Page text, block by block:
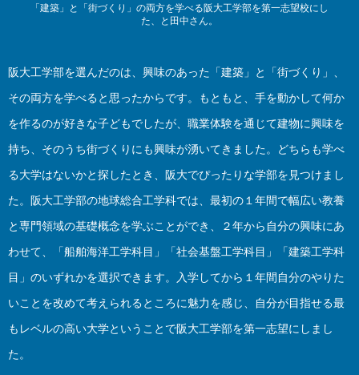
「建築」と「街づくり」の両方を学べる阪大工学部を第一志望校にし
た、と田中さん。
阪大工学部を選んだのは、興味のあった「建築」と「街づくり」、
その両方を学べると思ったからです。もともと、手を動かして何か
を作るのが好きな子どもでしたが、職業体験を通じて建物に興味を
持ち、そのうち街づくりにも興味が湧いてきました。どちらも学べ
る大学はないかと探したとき、阪大でぴったりな学部を見つけまし
た。阪大工学部の地球総合工学科では、最初の１年間で幅広い教養
と専門領域の基礎概念を学ぶことができ、２年から自分の興味にあ
わせて、「船舶海洋工学科目」「社会基盤工学科目」「建築工学科
目」のいずれかを選択できます。入学してから１年間自分のやりた
いことを改めて考えられるところに魅力を感じ、自分が目指せる最
もレベルの高い大学ということで阪大工学部を第一志望にしまし
た。